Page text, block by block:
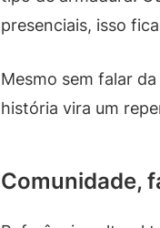
presenciais, isso
Mesmo sem falar
história vira um
Comunidade,